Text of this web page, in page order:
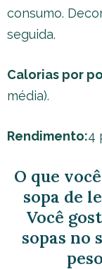
consumo.
seguida.
Calorias por
média).
Rendimento:4
O que
sopa de
Você
sopas no